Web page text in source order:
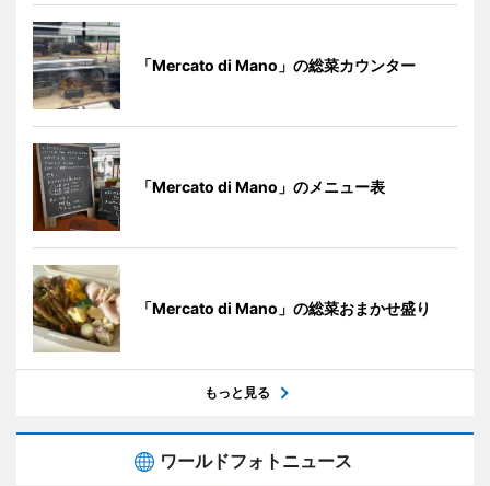
「Mercato di Mano」の総菜カウンター
「Mercato di Mano」のメニュー表
「Mercato di Mano」の総菜おまかせ盛り
もっと見る
ワールドフォトニュース